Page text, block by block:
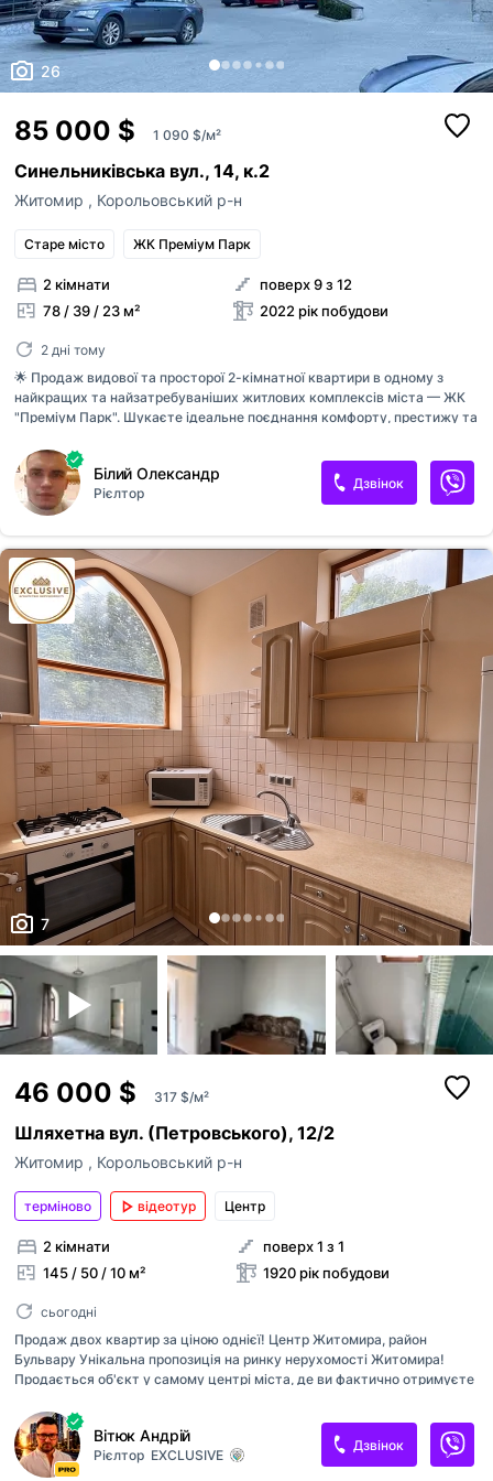
26
85 000 $ 1 090 $/м²
Синельниківська вул., 14, к.2
Житомир , Корольовський р-н
Старе місто ЖК Преміум Парк
2 кімнати
78 / 39 / 23 м²
поверх 9 з 12
2022 рік побудови
2 дні тому
🌟 Продаж видової та просторої 2-кімнатної квартири в одному з
найкращих та найзатребуваніших житлових комплексів міста — ЖК
"Преміум Парк". Шукаєте ідеальне поєднання комфорту, престижу та
характеристики: Статус: Будинок повністю зданий в експлуатацію,
сусіди вже активно роблять ремонти. Кількість кімнат: 2 (просторе
та продумане планування). Особливість: Видова квартира — з вікон
відкривається захоплюючий панорамний краєвид на місто та зелену
зону, який не перекриють інші забудови. Стан: Після будівельників
(ідеальне полотно для втілення вашого дизайнерського проєкту).
Переваги комплексу та локації: Преміальне розташуванн...
Білий Олександр
Рієлтор
Дзвінок
7
46 000 $ 317 $/м²
Шляхетна вул. (Петровського), 12/2
Житомир , Корольовський р-н
терміново відеотур Центр
2 кімнати
145 / 50 / 10 м²
поверх 1 з 1
1920 рік побудови
сьогодні
Продаж двох квартир за ціною однієї! Центр Житомира, район
Бульвару Унікальна пропозиція на ринку нерухомості Житомира!
Продається об'єкт у самому центрі міста, де ви фактично отримуєте
паркова зона та історичний центр. Основні характеристики: Загальна
площа готового приміщення — 55 м². Гарний житловий стан,
виконаний ремонт. Усі центральні комунікації. Цокольне приміщення-
Вітюк Андрій
Рієлтор EXCLUSIVE
Дзвінок